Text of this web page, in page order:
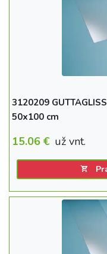
3120209
50x100 cm
15.06 € už vnt.